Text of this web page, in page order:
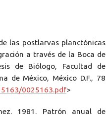
las postlarvas planctónicas
a través de la Boca de
de Biólogo, Facultad de
de México, México D.F., 78
0025163.pdf>
1981. Patrón anual de